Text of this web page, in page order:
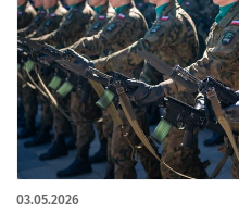
03.05.2026
artykuł z galerią zdjęć